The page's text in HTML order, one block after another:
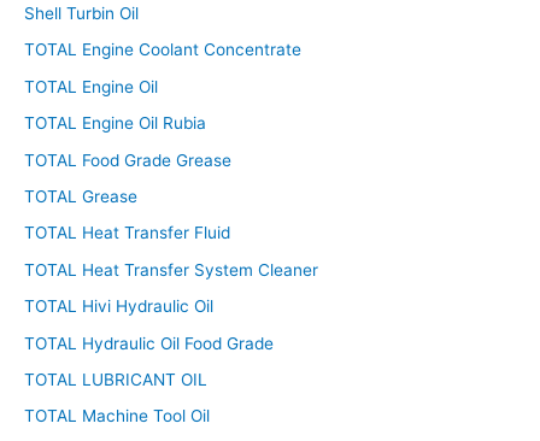
Shell Turbin Oil
TOTAL Engine Coolant Concentrate
TOTAL Engine Oil
TOTAL Engine Oil Rubia
TOTAL Food Grade Grease
TOTAL Grease
TOTAL Heat Transfer Fluid
TOTAL Heat Transfer System Cleaner
TOTAL Hivi Hydraulic Oil
TOTAL Hydraulic Oil Food Grade
TOTAL LUBRICANT OIL
TOTAL Machine Tool Oil